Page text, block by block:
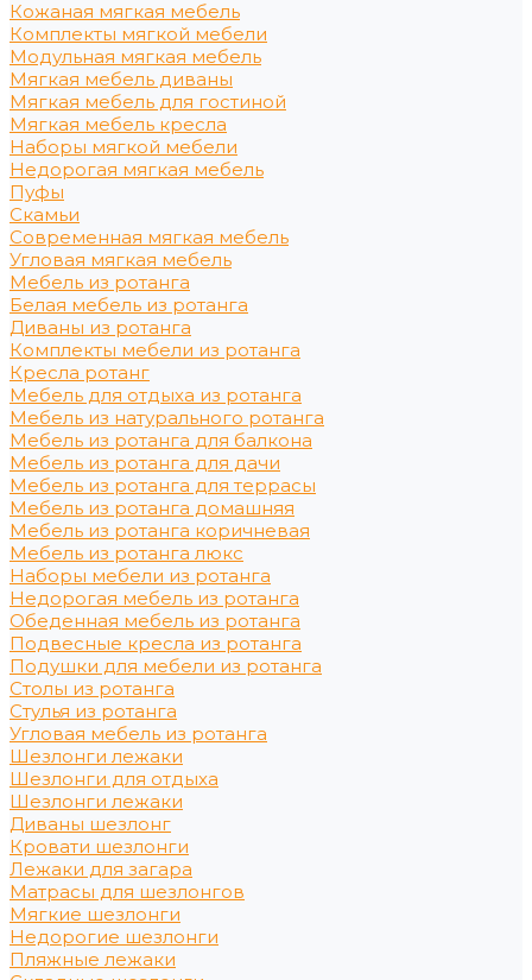
Кожаная мягкая мебель
Комплекты мягкой мебели
Модульная мягкая мебель
Мягкая мебель диваны
Мягкая мебель для гостиной
Мягкая мебель кресла
Наборы мягкой мебели
Недорогая мягкая мебель
Пуфы
Скамьи
Современная мягкая мебель
Угловая мягкая мебель
Мебель из ротанга
Белая мебель из ротанга
Диваны из ротанга
Комплекты мебели из ротанга
Кресла ротанг
Мебель для отдыха из ротанга
Мебель из натурального ротанга
Мебель из ротанга для балкона
Мебель из ротанга для дачи
Мебель из ротанга для террасы
Мебель из ротанга домашняя
Мебель из ротанга коричневая
Мебель из ротанга люкс
Наборы мебели из ротанга
Недорогая мебель из ротанга
Обеденная мебель из ротанга
Подвесные кресла из ротанга
Подушки для мебели из ротанга
Столы из ротанга
Стулья из ротанга
Угловая мебель из ротанга
Шезлонги лежаки
Шезлонги для отдыха
Шезлонги лежаки
Диваны шезлонг
Кровати шезлонги
Лежаки для загара
Матрасы для шезлонгов
Мягкие шезлонги
Недорогие шезлонги
Пляжные лежаки